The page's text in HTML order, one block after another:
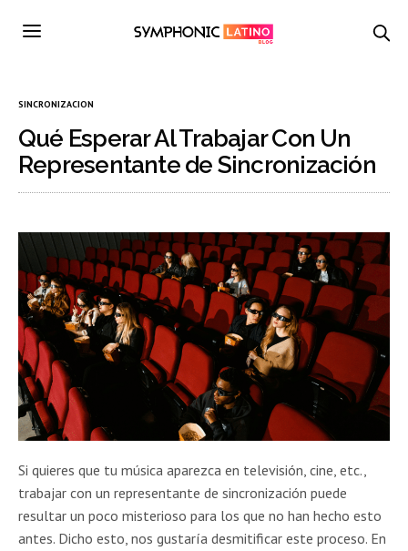
SINCRONIZACION
Qué Esperar Al Trabajar Con Un
Representante de Sincronización
Si quieres que tu música aparezca en televisión, cine, etc.,
trabajar con un representante de sincronización puede
resultar un poco misterioso para los que no han hecho esto
antes. Dicho esto, nos gustaría desmitificar este proceso. En